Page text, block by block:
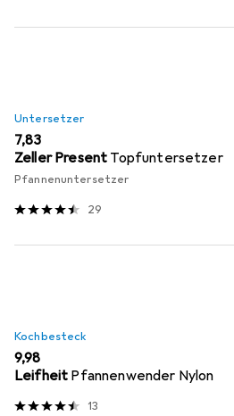
Untersetzer
EUR
7,83
Zeller Present Topfuntersetzer
Pfannenuntersetzer
29
Kochbesteck
EUR
9,98
Leifheit Pfannenwender Nylon
13